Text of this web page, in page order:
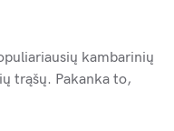
kambarinių
trąšų. Pakanka to,